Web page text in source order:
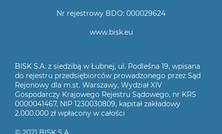
Nr rejestrowy BDO: 000029624
www.bisk.eu
BISK S.A. z siedzibą w Łubnej, ul. Podleśna 19, wpisana
do rejestru przedsiębiorców prowadzonego przez Sąd
Rejonowy dla m.st. Warszawy, Wydział XIV
Gospodarczy Krajowego Rejestru Sądowego, nr KRS
0000041467, NIP 1230030809, kapitał zakładowy
2.000.000 zł wpłacony w całości